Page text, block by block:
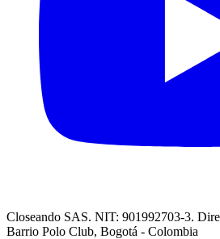
Closeando SAS. NIT: 901992703-3.
Barrio Polo Club, Bogotá - Colombia